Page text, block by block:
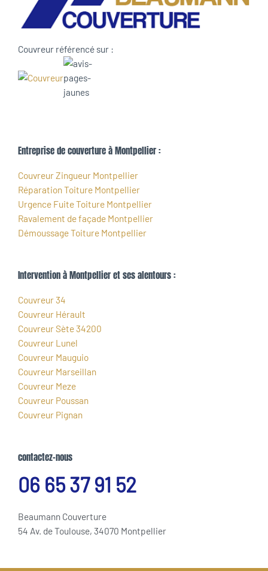
Couvreur référencé sur :
Entreprise de couverture à Montpellier :
Couvreur Zingueur Montpellier
Réparation Toiture Montpellier
Urgence Fuite Toiture Montpellier
Ravalement de façade Montpellier
Démoussage Toiture Montpellier
Intervention à Montpellier et ses alentours :
Couvreur 34
Couvreur Hérault
Couvreur Sète 34200
Couvreur Lunel
Couvreur Mauguio
Couvreur Marseillan
Couvreur Meze
Couvreur Poussan
Couvreur Pignan
contactez-nous
06 65 37 91 52
Beaumann Couverture
54 Av. de Toulouse, 34070 Montpellier